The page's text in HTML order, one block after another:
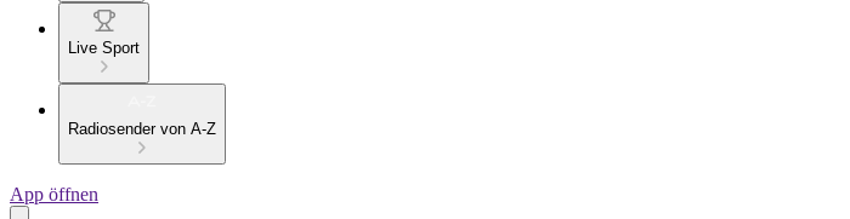
Live Sport
Radiosender von A-Z
App öffnen